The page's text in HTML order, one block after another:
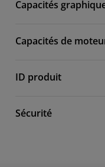
Capacités
Capacités de
ID produit
Sécurité